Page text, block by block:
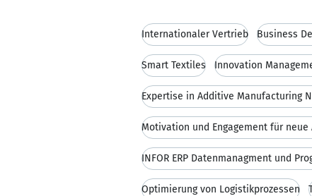
Internationaler Vertrieb Business
Smart Textiles Innovation
Motivation und Engagement für neue
INFOR ERP Datenmanagment und
Optimierung von Logistikprozessen